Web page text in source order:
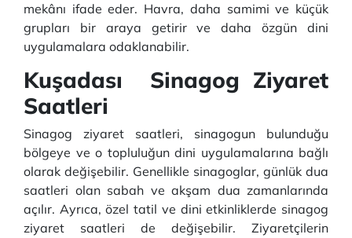
mekânı ifade eder. Havra, daha samimi ve küçük
grupları bir araya getirir ve daha özgün dini
uygulamalara odaklanabilir.
Kuşadası Sinagog Ziyaret
Saatleri
Sinagog ziyaret saatleri, sinagogun bulunduğu
bölgeye ve o topluluğun dini uygulamalarına bağlı
olarak değişebilir. Genellikle sinagoglar, günlük dua
saatleri olan sabah ve akşam dua zamanlarında
açılır. Ayrıca, özel tatil ve dini etkinliklerde sinagog
ziyaret saatleri de değişebilir. Ziyaretçilerin